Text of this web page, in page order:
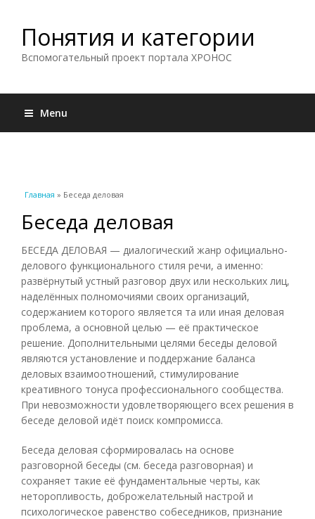
Понятия и категории
Вспомогательный проект портала ХРОНОС
Menu
Вы здесь
Главная » Беседа деловая
Беседа деловая
БЕСЕДА ДЕЛОВАЯ — диалогический жанр официально-
делового функционального стиля речи, а именно:
развёрнутый устный разговор двух или нескольких лиц,
наделённых полномочиями своих организаций,
содержанием которого является та или иная деловая
проблема, а основной целью — её практическое
решение. Дополнительными целями беседы деловой
являются установление и поддержание баланса
деловых взаимоотношений, стимулирование
креативного тонуса профессионального сообщества.
При невозможности удовлетворяющего всех решения в
беседе деловой идёт поиск компромисса.
Беседа деловая сформировалась на основе
разговорной беседы (см. беседа разговорная) и
сохраняет такие её фундаментальные черты, как
неторопливость, доброжелательный настрой и
психологическое равенство собеседников, признание